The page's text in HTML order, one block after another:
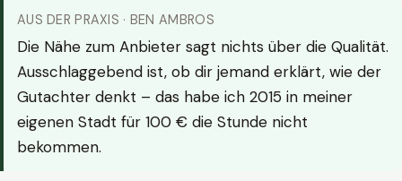
AUS DER PRAXIS · BEN AMBROS
Die Nähe zum Anbieter sagt nichts über die Qualität.
Ausschlaggebend ist, ob dir jemand erklärt, wie der
Gutachter denkt – das habe ich 2015 in meiner
eigenen Stadt für 100 € die Stunde nicht
bekommen.